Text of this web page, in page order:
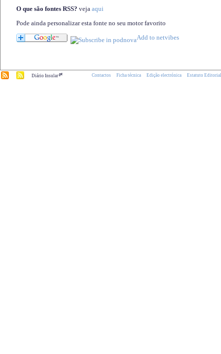
O que são fontes RSS? veja aqui
Pode ainda personalizar esta fonte no seu motor favorito
Diário Insular.pt Contactos Ficha técnica Edição electrónica Estatuto Editorial